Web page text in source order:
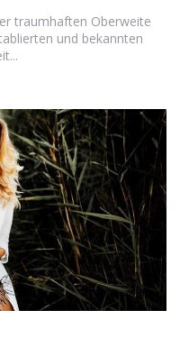
traumhaften Oberweite
und bekannten